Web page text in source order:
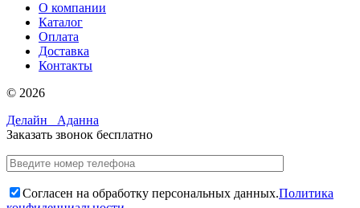
О компании
Каталог
Оплата
Доставка
Контакты
© 2026
Делайн
Аданна
Заказать звонок бесплатно
Согласен на обработку персональных данных.Политика